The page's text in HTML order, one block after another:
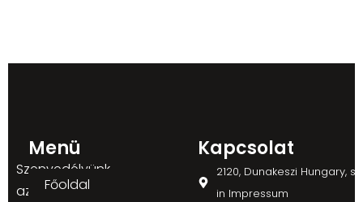
Szenvedélyünk
az
Menü
Főoldal
Kapcsolat
2120, Dunakeszi Hungary,
in Impressum